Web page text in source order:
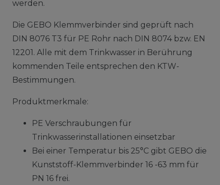
werden.
Die GEBO Klemmverbinder sind geprüft nach
DIN 8076 T3 für PE Rohr nach DIN 8074 bzw. EN
12201. Alle mit dem Trinkwasser in Berührung
kommenden Teile entsprechen den KTW-
Bestimmungen.
Produktmerkmale:
PE Verschraubungen für
Trinkwasserinstallationen einsetzbar
Bei einer Temperatur bis 25°C gibt GEBO die
Kunststoff-Klemmverbinder 16 -63 mm für
PN 16 frei.